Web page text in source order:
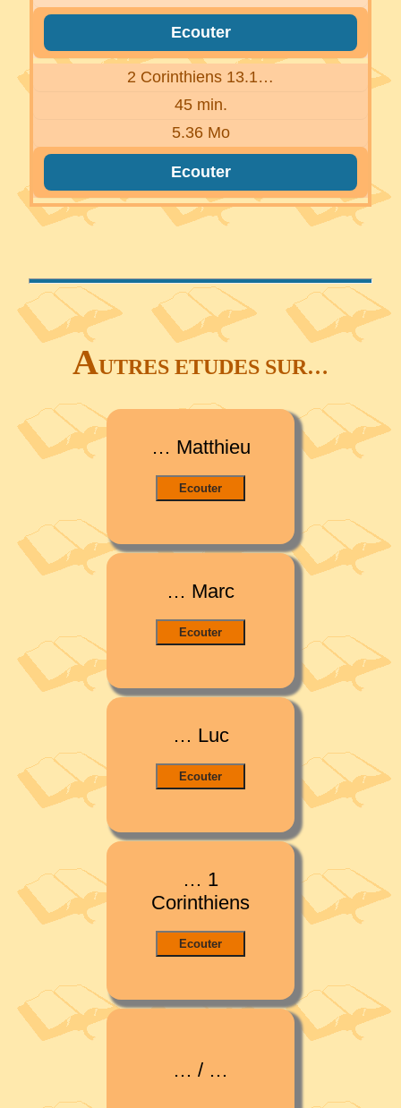
Ecouter
2 Corinthiens 13.1…
45 min.
5.36 Mo
Ecouter
AUTRES ETUDES SUR…
… Matthieu
… Marc
… Luc
… 1
Corinthiens
… / …